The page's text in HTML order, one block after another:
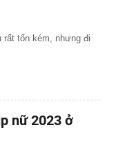
tốn kém, nhưng đi
nữ 2023 ở